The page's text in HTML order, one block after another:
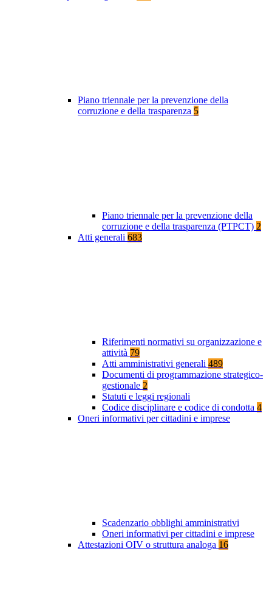
Piano triennale per la prevenzione della
corruzione e della trasparenza 5
Piano triennale per la prevenzione della
corruzione e della trasparenza (PTPCT) 2
Atti generali 683
Riferimenti normativi su organizzazione e
attività 79
Atti amministrativi generali 489
Documenti di programmazione strategico-
gestionale 2
Statuti e leggi regionali
Codice disciplinare e codice di condotta 4
Oneri informativi per cittadini e imprese
Scadenzario obblighi amministrativi
Oneri informativi per cittadini e imprese
Attestazioni OIV o struttura analoga 16